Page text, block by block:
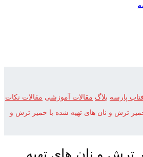
پارسه بلاگ مقالات آموزشی مقالات نکات
ترش و نان های تهیه شده با خمیر ترش و